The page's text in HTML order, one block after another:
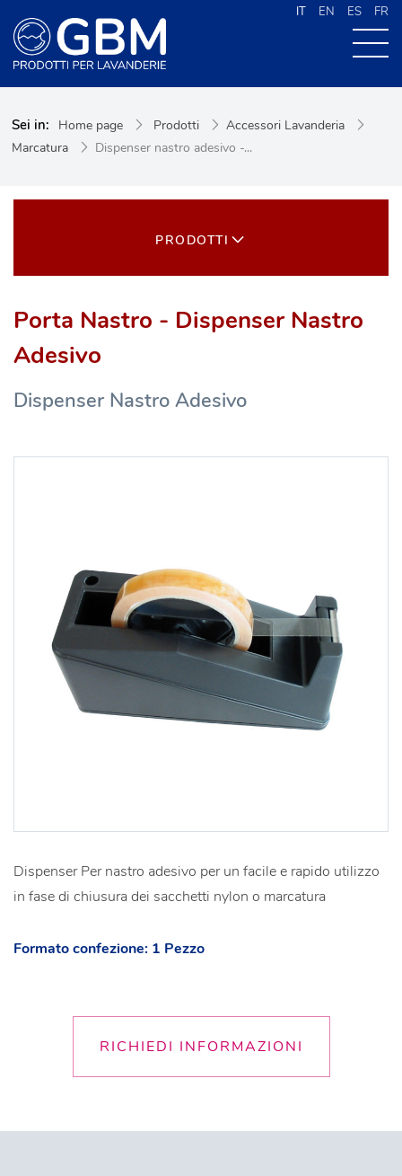
IT EN ES FR
PRODOTTI
CONTATTI
Sei in: Home page Prodotti
Accessori Lavanderia
Marcatura
Dispenser nastro adesivo -...
PRODOTTI
Porta Nastro - Dispenser Nastro
Adesivo
Dispenser Nastro Adesivo
Dispenser Per nastro adesivo per un facile e rapido utilizzo
in fase di chiusura dei sacchetti nylon o marcatura
Formato confezione: 1 Pezzo
RICHIEDI INFORMAZIONI